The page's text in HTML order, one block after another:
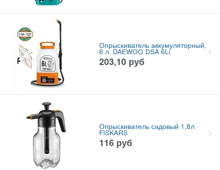
Опрыскиватель аккумуляторный,
6 л. DAEWOO DSA 6Li
203,10 руб
Опрыскиватель садовый 1,8л
FISKARS
116 руб